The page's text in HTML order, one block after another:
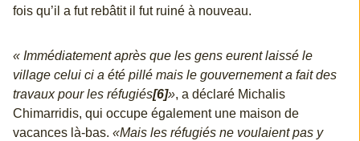
fois qu’il a fut rebâtit il fut ruiné à nouveau.
« Immédiatement après que les gens eurent laissé le
village celui ci a été pillé mais le gouvernement a fait des
travaux pour les réfugiés[6]», a déclaré Michalis
Chimarridis, qui occupe également une maison de
vacances là-bas. «Mais les réfugiés ne voulaient pas y